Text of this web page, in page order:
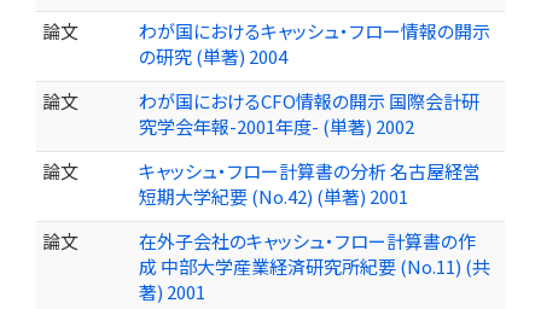
論文
わが国におけるキャッシュ・フロー情報の開示
の研究 (単著) 2004
論文
わが国におけるCFO情報の開示 国際会計研
究学会年報-2001年度- (単著) 2002
論文
キャッシュ・フロー計算書の分析 名古屋経営
短期大学紀要 (No.42) (単著) 2001
論文
在外子会社のキャッシュ・フロー計算書の作
成 中部大学産業経済研究所紀要 (No.11) (共
著) 2001